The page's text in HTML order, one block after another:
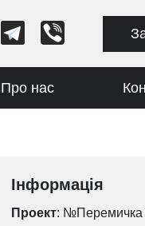
Про нас
Інформація
Проект: №Перемичка